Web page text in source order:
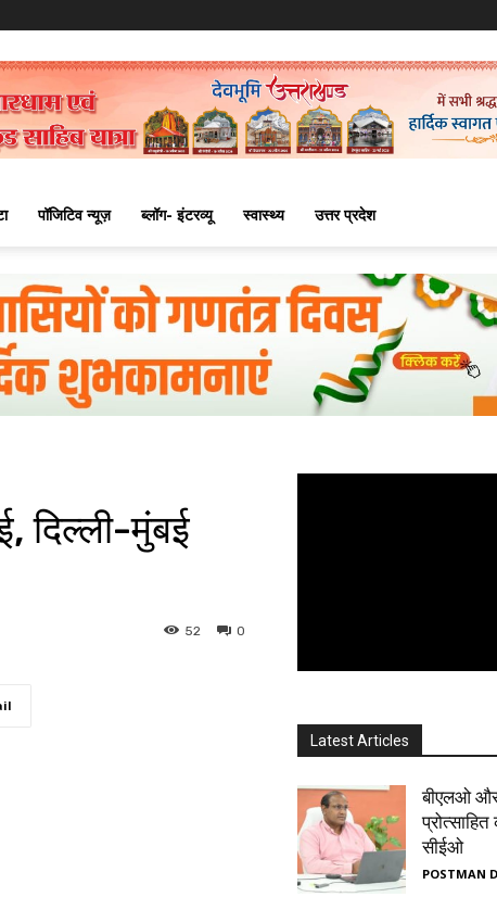
पॉजिटिव न्यूज़ ब्लॉग- इंटरव्यू स्वास्थ्य उत्तर प्रदेश
दिल्ली-मुंबई
0
52
Latest Articles
बीएलओ
सीईओ
POSTMAN